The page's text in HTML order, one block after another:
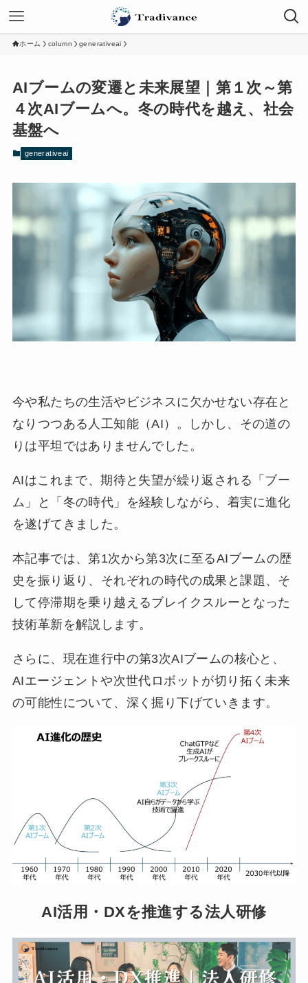
ホーム column generativeai
AIブームの変遷と未来展望｜第１次～第
４次AIブームへ。冬の時代を越え、社会
基盤へ
generativeai
今や私たちの生活やビジネスに欠かせない存在と
なりつつある人工知能（AI）。しかし、その道の
りは平坦ではありませんでした。
AIはこれまで、期待と失望が繰り返される「ブー
ム」と「冬の時代」を経験しながら、着実に進化
を遂げてきました。
本記事では、第1次から第3次に至るAIブームの歴
史を振り返り、それぞれの時代の成果と課題、そ
して停滞期を乗り越えるブレイクスルーとなった
技術革新を解説します。
さらに、現在進行中の第3次AIブームの核心と、
AIエージェントや次世代ロボットが切り拓く未来
の可能性について、深く掘り下げていきます。
AI活用・DXを推進する法人研修